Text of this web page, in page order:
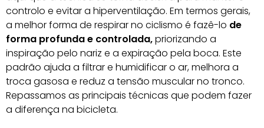
controlo e evitar a hiperventilação. Em termos gerais,
a melhor forma de respirar no ciclismo é fazê-lo de
forma profunda e controlada,priorizando a
inspiração pelo nariz e a expiração pela boca. Este
padrão ajuda a filtrar e humidificar o ar, melhora a
troca gasosa e reduz a tensão muscular no tronco.
Repassamos as principais técnicas que podem fazer
a diferença na bicicleta.